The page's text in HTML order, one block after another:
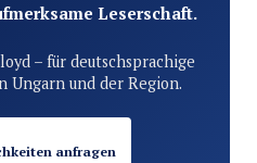
Leserschaft.
– für deutschsprachige
Ungarn und der Region.
anfragen